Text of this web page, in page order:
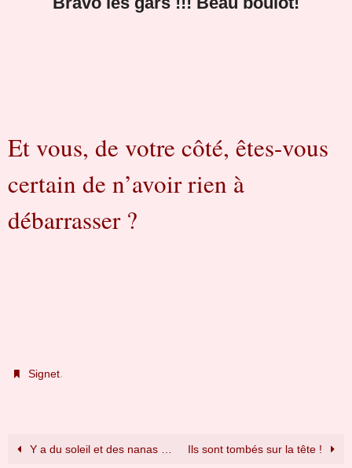
Et vous, de votre côté, êtes-vous
certain de n’avoir rien à
débarrasser ?
Signet.
Y a du soleil et des nanas … Ils sont tombés sur la tête !